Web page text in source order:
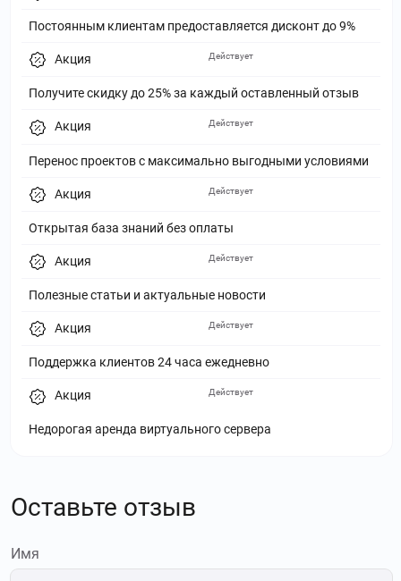
Постоянным клиентам предоставляется дисконт до 9%
Акция
Получите скидку до 25% за каждый оставленный отзыв
Действует
Акция
Перенос проектов с максимально выгодными условиями
Действует
Акция
Открытая база знаний без оплаты
Действует
Акция
Полезные статьи и актуальные новости
Действует
Акция
Поддержка клиентов 24 часа ежедневно
Действует
Акция
Недорогая аренда виртуального сервера
Действует
Оставьте отзыв
Имя